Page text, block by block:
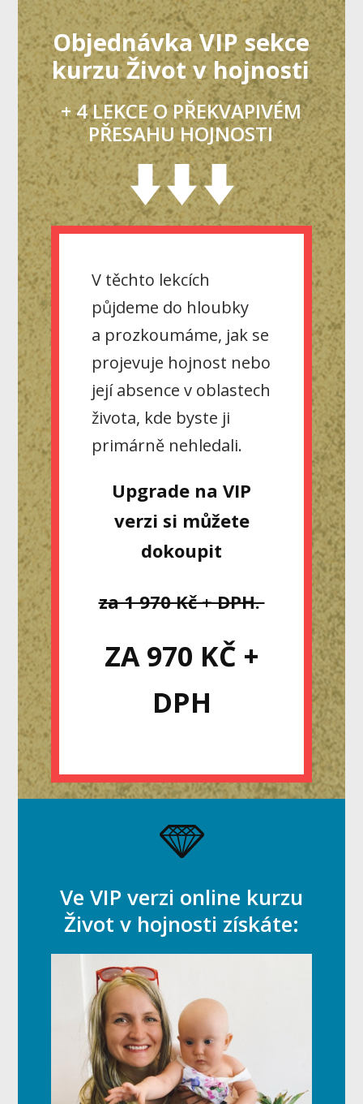
Objednávka VIP sekce
kurzu Život v hojnosti
+ 4 LEKCE O PŘEKVAPIVÉM
PŘESAHU HOJNOSTI
V těchto lekcích
půjdeme do hloubky
a prozkoumáme, jak se
projevuje hojnost nebo
její absence v oblastech
života, kde byste ji
primárně nehledali.
Upgrade na VIP
verzi si můžete
dokoupit
za 1 970 Kč + DPH.
ZA 970 KČ +
DPH
Ve VIP verzi online kurzu
Život v hojnosti získáte: